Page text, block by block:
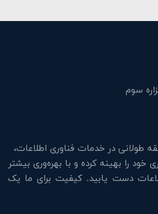
طولانی در خدمات فناوری اطلاعات،
را بهینه کرده و با بهره‌وری بیشتر
دست یابید. کیفیت برای ما یک